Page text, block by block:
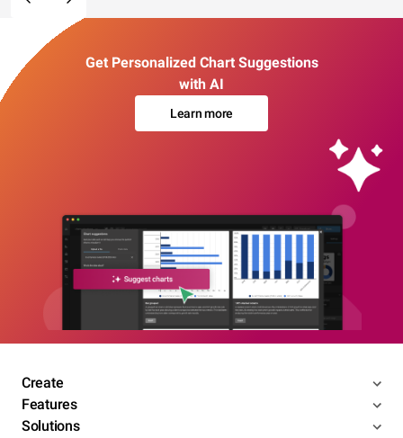
Get Personalized Chart Suggestions
with AI
Learn more
Create
Features
Solutions